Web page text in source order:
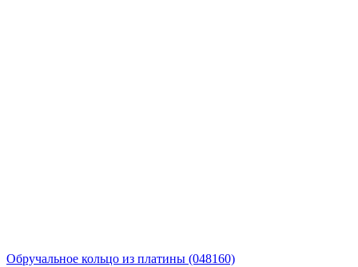
Обручальное кольцо из платины (048160)